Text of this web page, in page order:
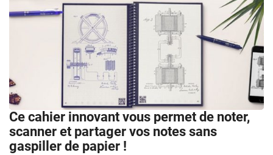
Ce cahier innovant vous permet de noter,
scanner et partager vos notes sans
gaspiller de papier !